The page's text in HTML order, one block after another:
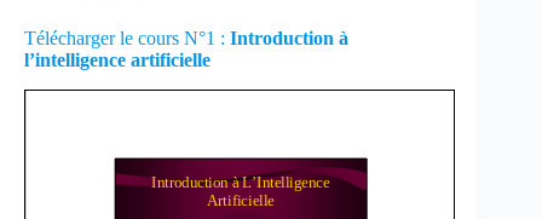
Télécharger le cours N°1 : Introduction à
l’intelligence artificielle